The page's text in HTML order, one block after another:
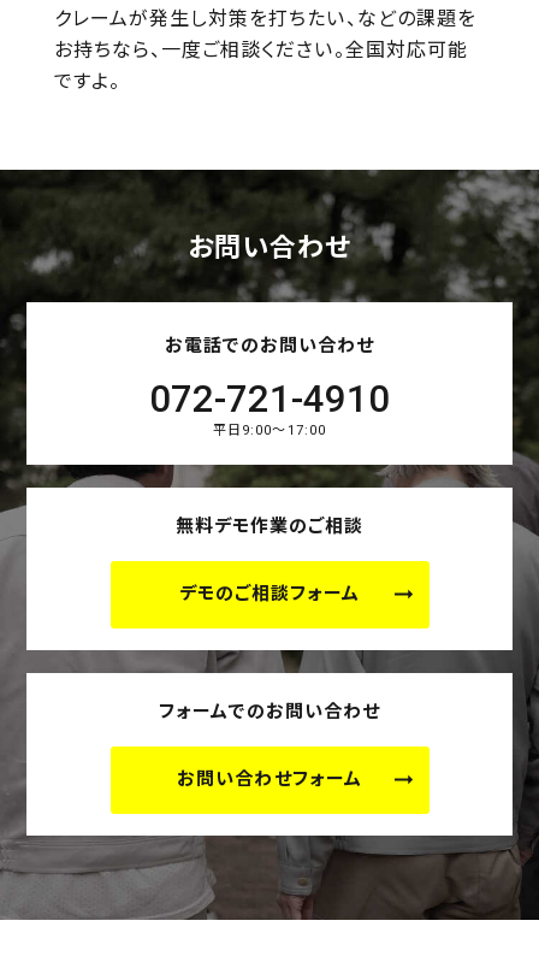
クレームが発生し対策を打ちたい、などの課題を
お持ちなら、一度ご相談ください。全国対応可能
ですよ。
お問い合わせ
お電話でのお問い合わせ
072-721-4910
平日9:00～17:00
無料デモ作業のご相談
デモのご相談フォーム
フォームでのお問い合わせ
お問い合わせフォーム